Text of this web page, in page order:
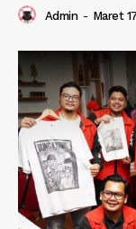
Admin - Maret